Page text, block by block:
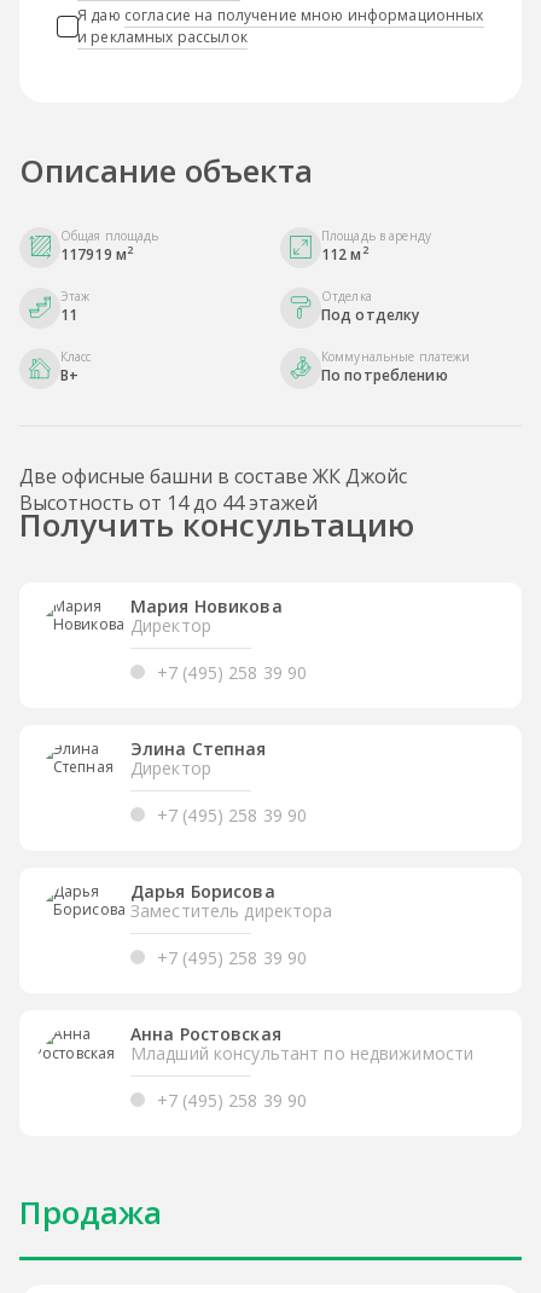
Я даю согласие на получение мною информационных
и рекламных рассылок
Описание объекта
Общая площадь
117919 м2
Площадь в аренду
112 м 2
Этаж
11
Отделка
Под отделку
Класс
B+
Коммунальные платежи
По потреблению
Две офисные башни в составе ЖК Джойс
Высотность от 14 до 44 этажей
Получить консультацию
Мария Новикова
Директор
+7 (495) 258 39 90
Элина Степная
Директор
+7 (495) 258 39 90
Дарья Борисова
Заместитель директора
+7 (495) 258 39 90
Анна Ростовская
Младший консультант по недвижимости
+7 (495) 258 39 90
Продажа